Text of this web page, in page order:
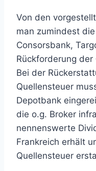
Von den
man zumindest
Consorsbank,
Rückforderung
Bei der
Quellensteuer
Depotbank
die o.g. Broker
nennenswerte
Frankreich erhält
Quellensteuer